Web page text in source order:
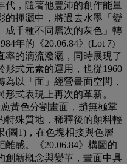
代，隨著他豐沛的創作能量
的揮灑中，將過去水墨「變
成千種不同層次的灰色」轉
年的《20.06.84》(Lot 7)
率的滴流潑灑，同時展現了
形式元素的運用，也從1960
以「面」經營畫面空間，
式表現上再次的革新。
蔥黃色分割畫面，趙無極掌
特殊質地，稀釋後的顏料輕
(圖1)，在色塊相接與色層
感。《20.06.84》構圖的
創新概念與變革，畫面中具